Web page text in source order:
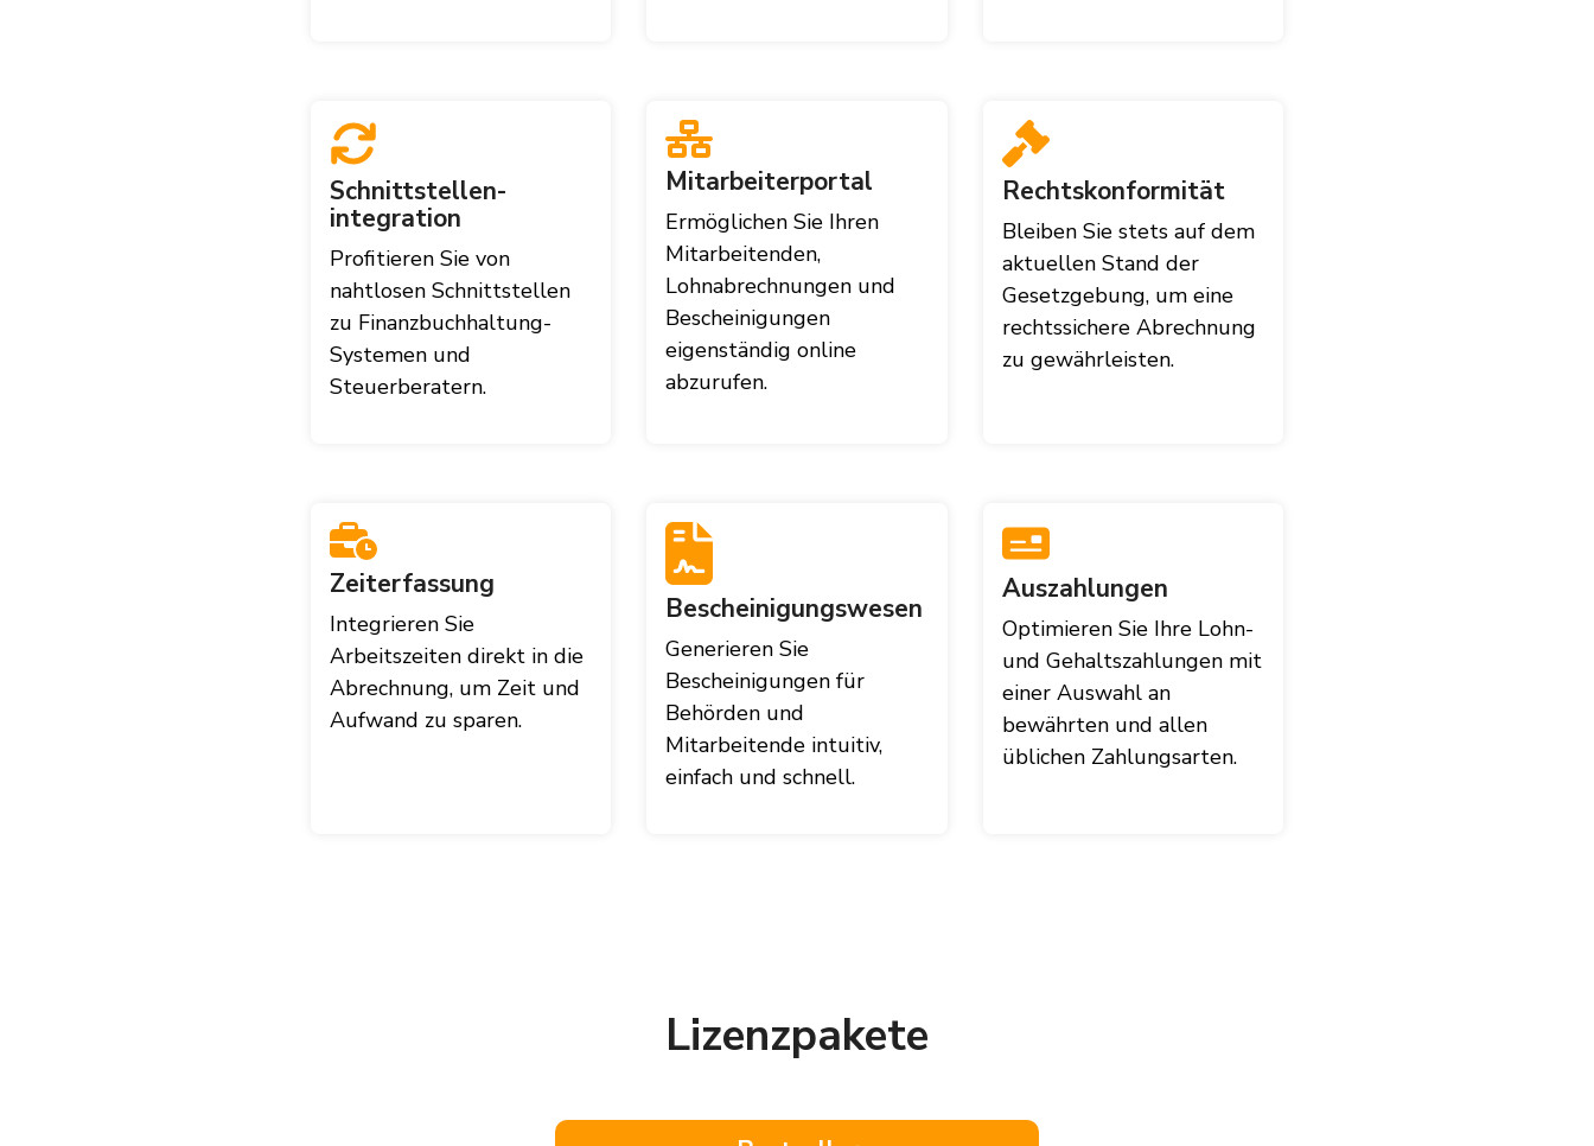
Schnittstellen-
integration
Profitieren Sie von
nahtlosen Schnittstellen
zu Finanzbuchhaltung-
Systemen und
Steuerberatern.
Mitarbeiterportal
Ermöglichen Sie Ihren
Mitarbeitenden,
Lohnabrechnungen und
Bescheinigungen
eigenständig online
abzurufen.
Rechtskonformität
Bleiben Sie stets auf dem
aktuellen Stand der
Gesetzgebung, um eine
rechtssichere Abrechnung
zu gewährleisten.
Zeiterfassung
Integrieren Sie
Arbeitszeiten direkt in die
Abrechnung, um Zeit und
Aufwand zu sparen.
Bescheinigungswesen
Generieren Sie
Bescheinigungen für
Behörden und
Mitarbeitende intuitiv,
einfach und schnell.
Auszahlungen
Optimieren Sie Ihre Lohn-
und Gehaltszahlungen mit
einer Auswahl an
bewährten und allen
üblichen Zahlungsarten.
Lizenzpakete